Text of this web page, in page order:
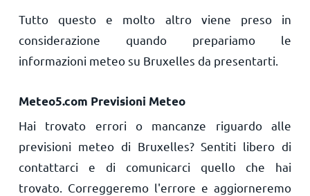
Tutto questo e molto altro viene preso in
considerazione quando prepariamo le
informazioni meteo su Bruxelles da presentarti.
Meteo5.com Previsioni Meteo
Hai trovato errori o mancanze riguardo alle
previsioni meteo di Bruxelles? Sentiti libero di
contattarci e di comunicarci quello che hai
trovato. Correggeremo l'errore e aggiorneremo